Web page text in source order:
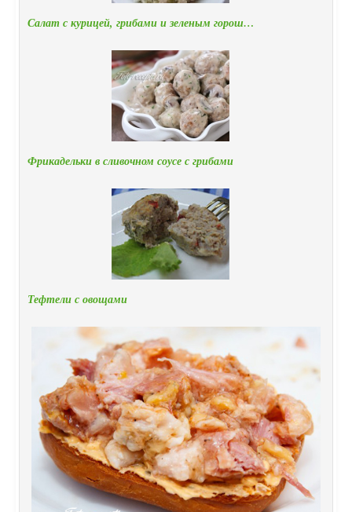
Салат с курицей, грибами и зеленым горош…
Фрикадельки в сливочном соусе с грибами
Тефтели с овощами